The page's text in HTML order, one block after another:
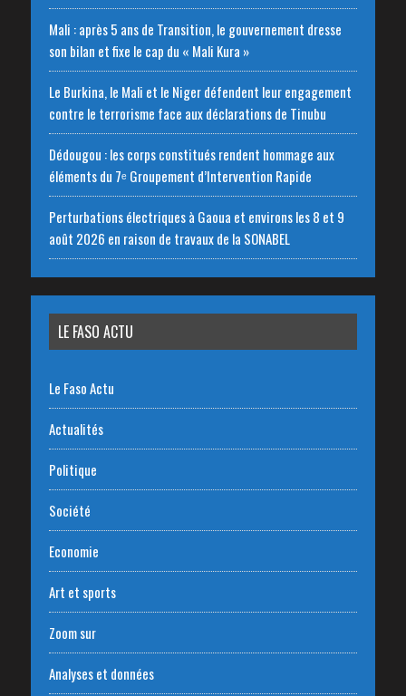
Mali : après 5 ans de Transition, le gouvernement dresse
son bilan et fixe le cap du « Mali Kura »
Le Burkina, le Mali et le Niger défendent leur engagement
contre le terrorisme face aux déclarations de Tinubu
Dédougou : les corps constitués rendent hommage aux
éléments du 7ᵉ Groupement d’Intervention Rapide
Perturbations électriques à Gaoua et environs les 8 et 9
août 2026 en raison de travaux de la SONABEL
LE FASO ACTU
Le Faso Actu
Actualités
Politique
Société
Economie
Art et sports
Zoom sur
Analyses et données